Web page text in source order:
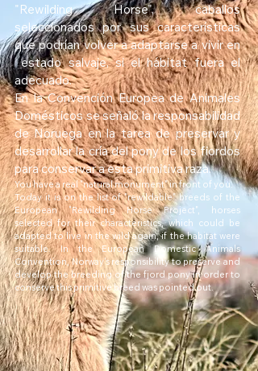
"Rewilding Horse", caballos
seleccionados por sus características
que podrían volver a adaptarse a vivir en
estado salvaje, si el hábitat fuera el
adecuado.
En la Convención Europea de Animales
Domésticos se señaló la responsabilidad
de Noruega en la tarea de preservar y
desarrollar la cría del pony de los fiordos
para conservar a esta primitiva raza.
You have a real "natural monument" in front of you.
Today it is on the list of "rewildable" breeds of the
European "Rewilding Horse Project", horses
selected for their characteristics, which could be
adapted to live in the wild again, if the habitat were
suitable. In the European Domestic Animals
Convention, Norway's responsibility to preserve and
develop the breeding of the fjord pony in order to
conserve this primitive breed was pointed out.